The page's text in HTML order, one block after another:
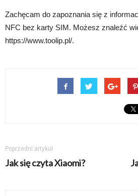
Zachęcam do zapoznania się z
NFC bez karty SIM. Możesz znaleźć
https://www.toolip.pl/.
Poprzedni artykuł
Jak się czyta Xiaomi?